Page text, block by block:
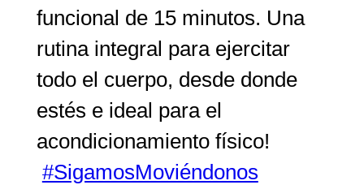
funcional de 15 minutos. Una
rutina integral para ejercitar
todo el cuerpo, desde donde
estés e ideal para el
acondicionamiento físico!
#SigamosMoviéndonos